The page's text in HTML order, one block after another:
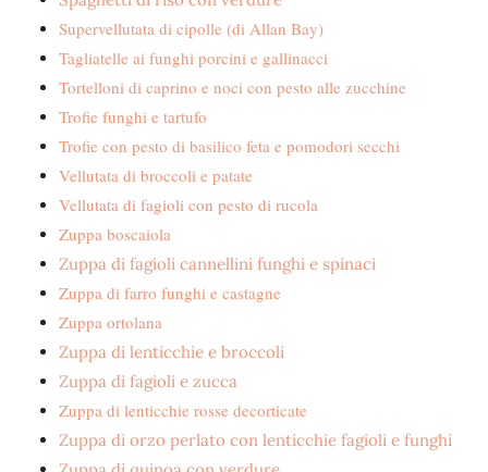
Supervellutata di cipolle (di Allan Bay)
Tagliatelle ai funghi porcini e gallinacci
Tortelloni di caprino e noci con pesto alle zucchine
Trofie funghi e tartufo
Trofie con pesto di basilico feta e pomodori secchi
Vellutata di broccoli e patate
Vellutata di fagioli con pesto di rucola
Zuppa boscaiola
Zuppa di fagioli cannellini funghi e spinaci
Zuppa di farro funghi e castagne
Zuppa ortolana
Zuppa di lenticchie e broccoli
Zuppa di fagioli e zucca
Zuppa di lenticchie rosse decorticate
Zuppa di orzo perlato con lenticchie fagioli e funghi